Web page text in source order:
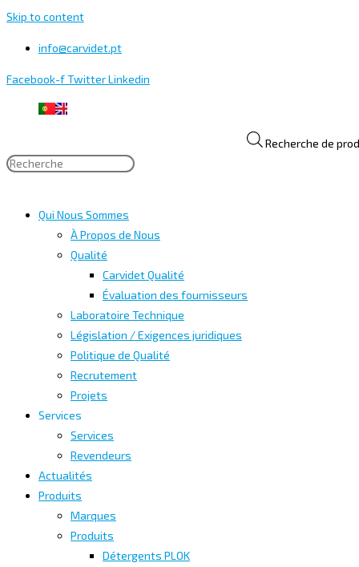
Skip to content
info@carvidet.pt
Facebook-fTwitterLinkedin
Recherche de
Qui Nous Sommes
À Propos de Nous
Qualité
Carvidet Qualité
Évaluation des fournisseurs
Laboratoire Technique
Législation / Exigences juridiques
Politique de Qualité
Recrutement
Projets
Services
Services
Revendeurs
Actualités
Produits
Marques
Produits
Détergents PLOK